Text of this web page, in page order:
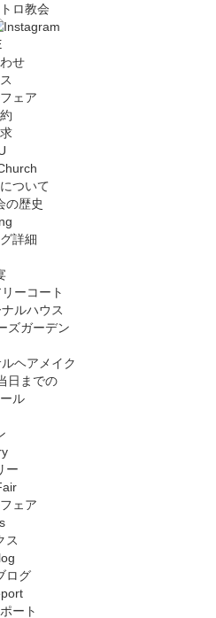
ロ教会
せ
ェア
ついて
の歴史
詳細
ーコート
ルハウス
ズガーデン
ヘアメイク
日までの
ル
ー
ェア
ス
ログ
ート